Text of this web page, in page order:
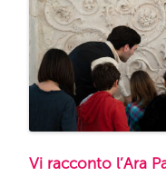
Vi racconto l’Ara